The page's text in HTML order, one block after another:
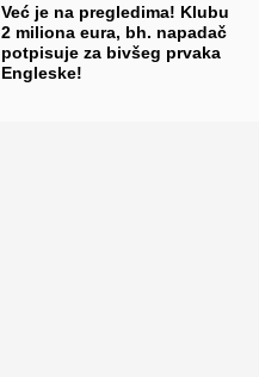
Već je na pregledima! Klubu
2 miliona eura, bh. napadač
potpisuje za bivšeg prvaka
Engleske!